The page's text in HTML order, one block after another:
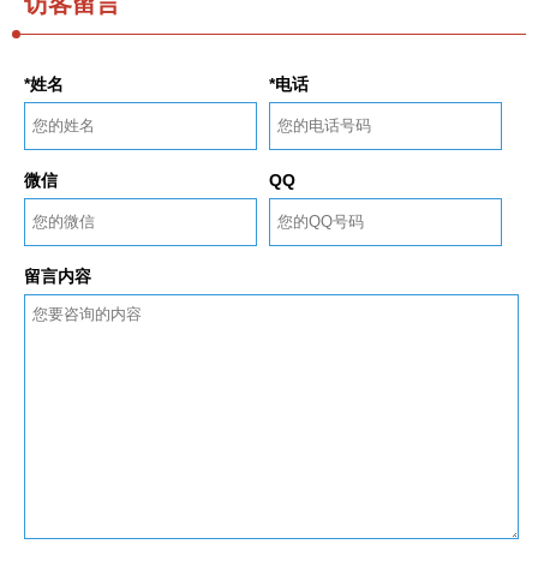
*姓名 *电话
微信 QQ
留言内容